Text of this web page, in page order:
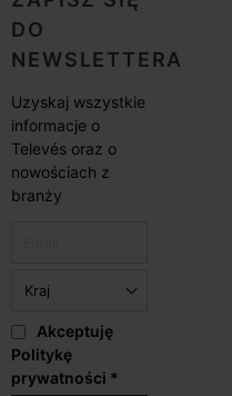
DO
NEWSLETTERA
Uzyskaj wszystkie
informacje o
Televés oraz o
nowościach z
branży
Akceptuję
Politykę
prywatności *